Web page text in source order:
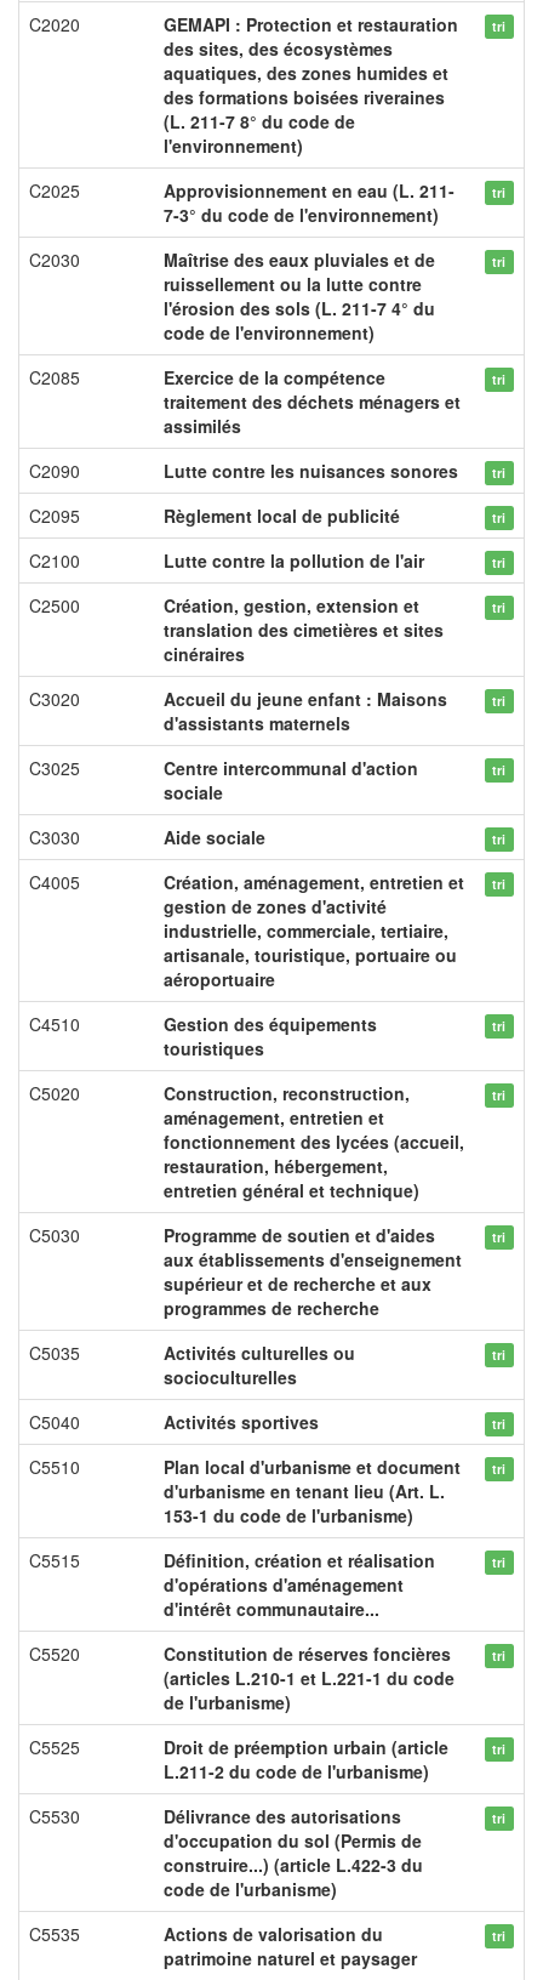
C2020
GEMAPI : Protection et restauration
des sites, des écosystèmes
aquatiques, des zones humides et
des formations boisées riveraines
(L. 211-7 8° du code de
l'environnement)
tri
C2025
Approvisionnement en eau (L. 211-
7-3° du code de l'environnement)
tri
C2030
Maîtrise des eaux pluviales et de
ruissellement ou la lutte contre
l'érosion des sols (L. 211-7 4° du
code de l'environnement)
tri
C2085
Exercice de la compétence
traitement des déchets ménagers et
assimilés
tri
C2090 Lutte contre les nuisances sonores tri
C2095 Règlement local de publicité tri
C2100 Lutte contre la pollution de l'air tri
C2500
Création, gestion, extension et
translation des cimetières et sites
cinéraires
tri
C3020
Accueil du jeune enfant : Maisons
d'assistants maternels
tri
C3025
Centre intercommunal d'action
sociale
tri
C3030 Aide sociale tri
C4005
Création, aménagement, entretien et
gestion de zones d'activité
industrielle, commerciale, tertiaire,
artisanale, touristique, portuaire ou
aéroportuaire
tri
C4510
Gestion des équipements
touristiques
tri
C5020
Construction, reconstruction,
aménagement, entretien et
fonctionnement des lycées (accueil,
restauration, hébergement,
entretien général et technique)
tri
C5030
Programme de soutien et d'aides
aux établissements d'enseignement
supérieur et de recherche et aux
programmes de recherche
tri
C5035
Activités culturelles ou
socioculturelles
tri
C5040 Activités sportives tri
C5510
Plan local d'urbanisme et document
d'urbanisme en tenant lieu (Art. L.
153-1 du code de l'urbanisme)
tri
C5515
Définition, création et réalisation
d'opérations d'aménagement
d'intérêt communautaire...
tri
C5520
Constitution de réserves foncières
(articles L.210-1 et L.221-1 du code
de l'urbanisme)
tri
C5525
Droit de préemption urbain (article
L.211-2 du code de l'urbanisme)
tri
C5530
Délivrance des autorisations
d'occupation du sol (Permis de
construire...) (article L.422-3 du
code de l'urbanisme)
tri
C5535
Actions de valorisation du
patrimoine naturel et paysager
tri